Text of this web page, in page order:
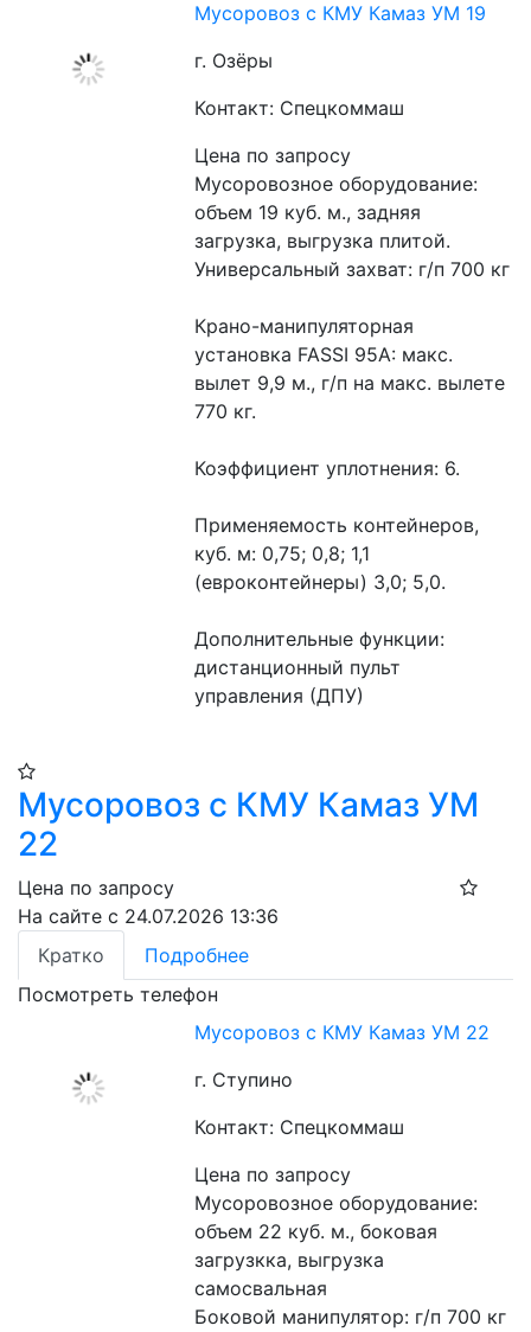
Мусоровоз с КМУ Камаз УМ 19
г. Озёры
Контакт: Спецкоммаш
Цена по запросу
Мусоровозное оборудование:
объем 19 куб. м., задняя
загрузка, выгрузка плитой.
Универсальный захват: г/п 700 кг
Крано-манипуляторная
установка FASSI 95А: макс.
вылет 9,9 м., г/п на макс. вылете
770 кг.
Коэффициент уплотнения: 6.
Применяемость контейнеров,
куб. м: 0,75; 0,8; 1,1
(евроконтейнеры) 3,0; 5,0.
Дополнительные функции:
дистанционный пульт
управления (ДПУ)
Мусоровоз с КМУ Камаз УМ
22
Цена по запросу
На сайте с 24.07.2026 13:36
Кратко
Подробнее
Посмотреть телефон
Мусоровоз с КМУ Камаз УМ 22
г. Ступино
Контакт: Спецкоммаш
Цена по запросу
Мусоровозное оборудование:
объем 22 куб. м., боковая
загрузкка, выгрузка
самосвальная
Боковой манипулятор: г/п 700 кг